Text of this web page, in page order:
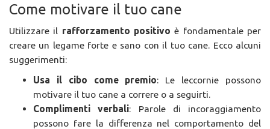
Come motivare il tuo cane
Utilizzare il rafforzamento positivo è fondamentale per
creare un legame forte e sano con il tuo cane. Ecco alcuni
suggerimenti:
Usa il cibo come premio: Le leccornie possono
motivare il tuo cane a correre o a seguirti.
Complimenti verbali: Parole di incoraggiamento
possono fare la differenza nel comportamento del